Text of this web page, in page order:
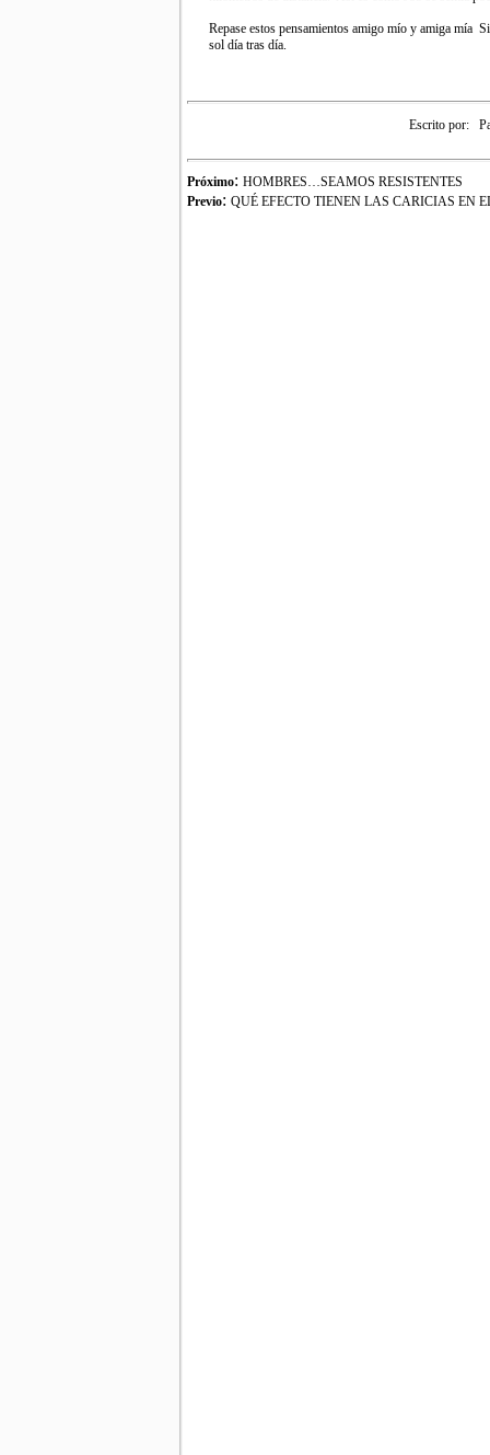
Repase estos pensamientos amigo mío y amiga mía
sol día tras día.
Escrito por:
Próximo: HOMBRES…SEAMOS RESISTENTES
Previo: QUÉ EFECTO TIENEN LAS CARICIAS EN